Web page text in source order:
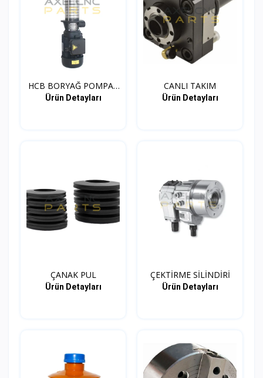
HCB BORYAĞ POMPA -
SOĞU...
Ürün Detayları
CANLI TAKIM
Ürün Detayları
ÇANAK PUL
Ürün Detayları
ÇEKTİRME SİLİNDİRİ
Ürün Detayları